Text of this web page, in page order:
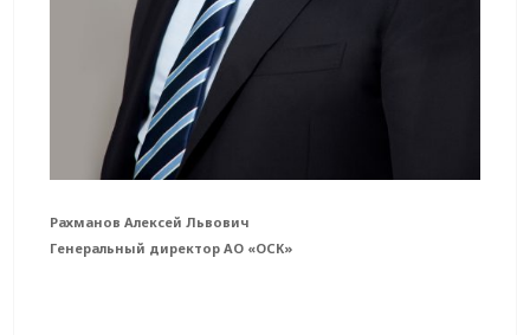
Рахманов Алексей Львович
Генеральный директор АО «ОСК»